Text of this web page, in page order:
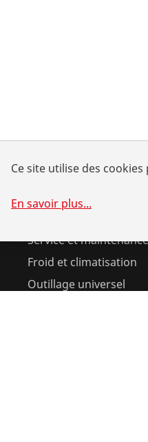
Produits
Service et maintenance
Froid et climatisation
Outillage universel
Ce site utilise des
En savoir plus...